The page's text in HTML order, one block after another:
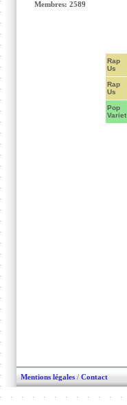
Membres: 2589
Rap
Us
Rap
Us
Pop
Variet
Mentions légales / Contact